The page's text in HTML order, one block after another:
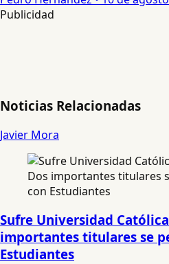
Publicidad
Noticias Relacionadas
Javier Mora
Sufre Universidad
importantes titulares se
Estudiantes